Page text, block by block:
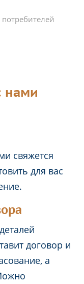
нами
свяжется
для вас
договор и
а